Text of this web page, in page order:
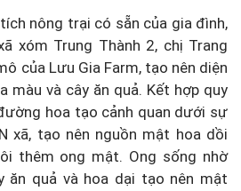
nông trại có sẵn của gia đình,
xóm Trung Thành 2, chị Trang
của Lưu Gia Farm, tạo nên diện
màu và cây ăn quả. Kết hợp quy
hoa tạo cảnh quan dưới sự
xã, tạo nên nguồn mật hoa dồi
thêm ong mật. Ong sống nhờ
ăn quả và hoa dại tạo nên mật